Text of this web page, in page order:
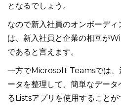
となるでしょう。
なので新入社員のオンボーディ
は、新入社員と企業の相互が
であると言えます。
一方でMicrosoft Teamsでは、
ータを整理して、簡単なデータ
るListsアプリを使用することが